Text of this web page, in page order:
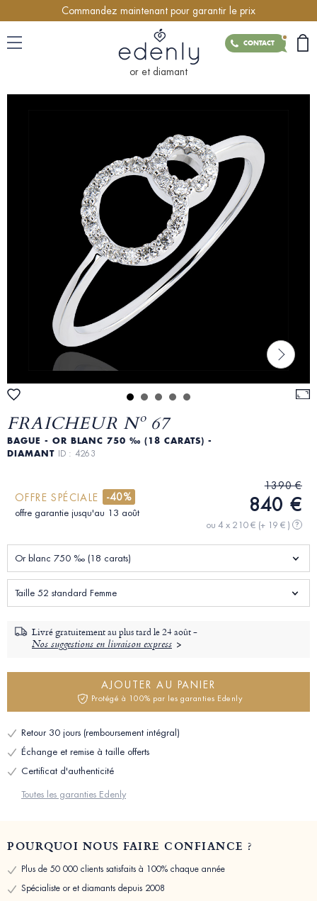
Commandez maintenant pour garantir le prix
or et diamant
FRAICHEUR Nº 67
BAGUE - OR BLANC 750 ‰ (18 CARATS) -
DIAMANT ID : 4263
OFFRE SPÉCIALE -40%
offre garantie jusqu'au 13 août
1390 €
840 €
ou 4 x 210 € (+ 19 € ) ?
Or blanc 750 ‰ (18 carats)
Taille 52 standard Femme
Livré gratuitement au plus tard le24 août -
Nos suggestions en livraison express
AJOUTER AU PANIER
Protégé à 100% par les garanties Edenly
Retour 30 jours (remboursement intégral)
Échange et remise à taille offerts
Certificat d'authenticité
Toutes les garanties Edenly
POURQUOI NOUS FAIRE CONFIANCE ?
Plus de 50 000 clients satisfaits à 100% chaque année
Spécialiste or et diamants depuis 2008